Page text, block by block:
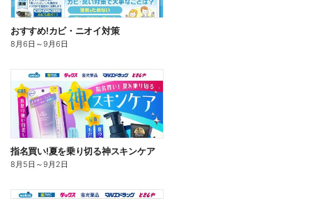
おすすめ!カビ・ニオイ対策
8月6日 ～9月6日
指名買い!夏を乗り切る神スキンケア
8月5日 ～9月2日